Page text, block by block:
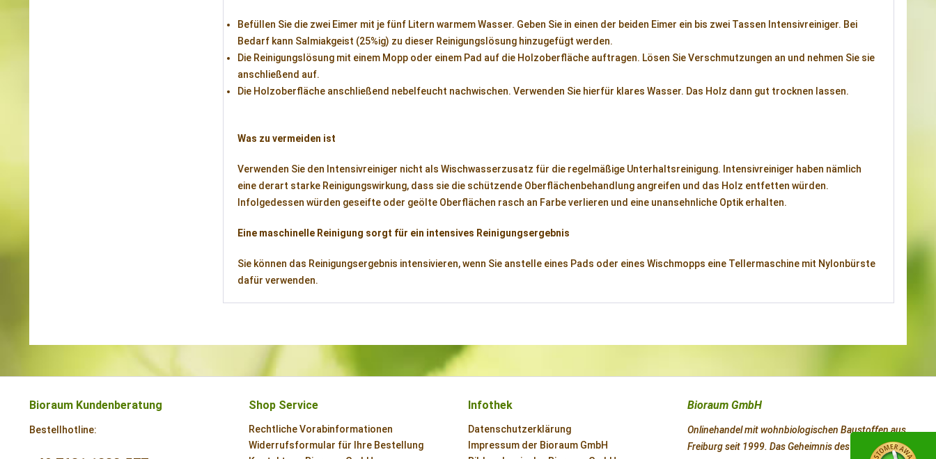
Befüllen Sie die zwei Eimer mit je fünf Litern warmem Wasser. Geben Sie in einen der beiden Eimer ein bis zwei Tassen Intensivreiniger. Bei
Bedarf kann Salmiakgeist (25%ig) zu dieser Reinigungslösung hinzugefügt werden.
Die Reinigungslösung mit einem Mopp oder einem Pad auf die Holzoberfläche auftragen. Lösen Sie Verschmutzungen an und nehmen Sie sie
anschließend auf.
Die Holzoberfläche anschließend nebelfeucht nachwischen. Verwenden Sie hierfür klares Wasser. Das Holz dann gut trocknen lassen.
Was zu vermeiden ist
Verwenden Sie den Intensivreiniger nicht als Wischwasserzusatz für die regelmäßige Unterhaltsreinigung. Intensivreiniger haben nämlich
eine derart starke Reinigungswirkung, dass sie die schützende Oberflächenbehandlung angreifen und das Holz entfetten würden.
Infolgedessen würden geseifte oder geölte Oberflächen rasch an Farbe verlieren und eine unansehnliche Optik erhalten.
Eine maschinelle Reinigung sorgt für ein intensives Reinigungsergebnis
Sie können das Reinigungsergebnis intensivieren, wenn Sie anstelle eines Pads oder eines Wischmopps eine Tellermaschine mit Nylonbürste
dafür verwenden.
Bioraum Kundenberatung
Bestellhotline:
Shop Service
Rechtliche Vorabinformationen
Widerrufsformular für Ihre Bestellung
Infothek
Datenschutzerklärung
Impressum der Bioraum GmbH
Bioraum GmbH
Onlinehandel mit wohnbiologischen Baustoffen aus
Freiburg seit 1999. Das Geheimnis des Erfolges ist